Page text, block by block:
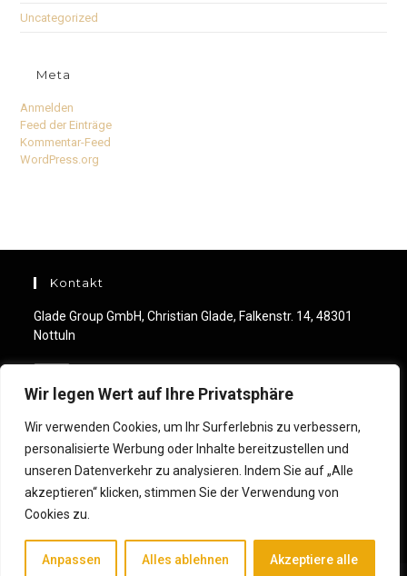
Wir legen Wert auf Ihre Privatsphäre
Wir verwenden Cookies, um Ihr Surferlebnis zu verbessern,
personalisierte Werbung oder Inhalte bereitzustellen und
unseren Datenverkehr zu analysieren. Indem Sie auf „Alle
akzeptieren“ klicken, stimmen Sie der Verwendung von
Cookies zu.
Anpassen Alles ablehnen Akzeptiere alle
Uncategorized
Meta
Anmelden
Feed der Einträge
Kommentar-Feed
WordPress.org
Kontakt
Glade Group GmbH, Christian Glade, Falkenstr. 14, 48301
Nottuln
+49 (0) 176 244 460 99
in
your
application
Email:
info@christianglade.comOpens
your
application